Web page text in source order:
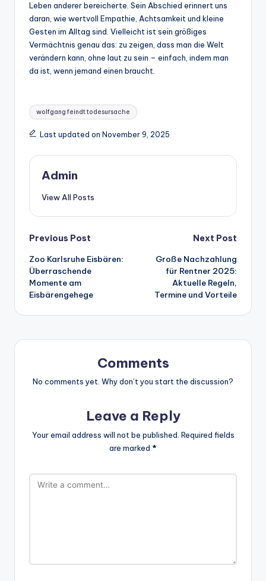
Leben anderer bereicherte. Sein Abschied erinnert uns
daran, wie wertvoll Empathie, Achtsamkeit und kleine
Gesten im Alltag sind. Vielleicht ist sein größiges
Vermächtnis genau das: zu zeigen, dass man die Welt
verändern kann, ohne laut zu sein – einfach, indem man
da ist, wenn jemand einen braucht.
Tags:
wolfgang feindt todesursache
Last updated on November 9, 2025
Admin
View All Posts
Post
navigation
Previous Post
Zoo Karlsruhe Eisbären:
Überraschende
Momente am
Eisbärengehege
Next Post
Große Nachzahlung
für Rentner 2025:
Aktuelle Regeln,
Termine und Vorteile
Comments
No comments yet. Why don’t you start the discussion?
Leave a Reply
Your email address will not be published. Required fields
are marked *